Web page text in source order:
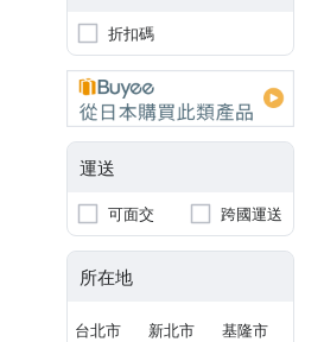
折扣碼
運送
可面交 跨國運送
所在地
台北市 新北市 基隆市